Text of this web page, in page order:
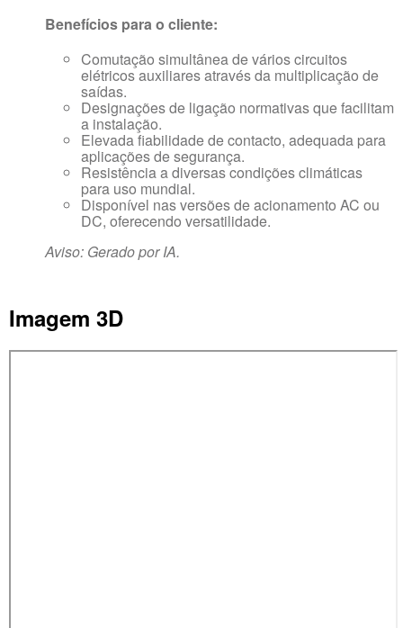
Benefícios para o cliente:
Comutação simultânea de vários circuitos
elétricos auxiliares através da multiplicação de
saídas.
Designações de ligação normativas que facilitam
a instalação.
Elevada fiabilidade de contacto, adequada para
aplicações de segurança.
Resistência a diversas condições climáticas
para uso mundial.
Disponível nas versões de acionamento AC ou
DC, oferecendo versatilidade.
Aviso: Gerado por IA.
Imagem 3D